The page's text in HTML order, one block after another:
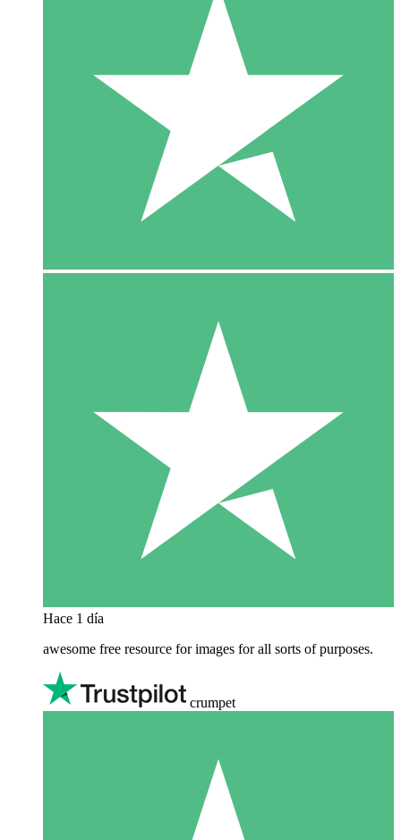
Hace 1 día
awesome free resource for images for all sorts of purposes.
crumpet